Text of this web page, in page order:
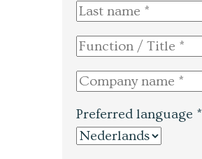
Preferred language *